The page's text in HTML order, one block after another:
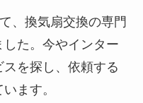
、換気扇交換の専門
た。今やインター
を探し、依頼する
ます。